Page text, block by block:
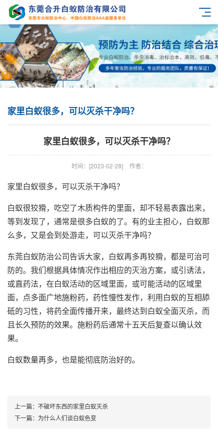
家里白蚁很多，可以灭杀干净吗？
家里白蚁很多，可以灭杀干净吗？
时间：[2023-02-28] 作者：
家里白蚁很多，可以灭杀干净吗？
白蚁很狡猾，吃空了木质构件的里面，却不轻易表露出来，
等到发现了，通常是很多白蚁的了。有的业主担心，白蚁那
么多，又是会到处游走，可以灭杀干净吗？
东莞白蚁防治公司告诉大家，白蚁再多再狡猾，都是可治可
防的。我们根据具体情况作出相应的灭治方案，或引诱法，
或直药法，在白蚁活动的区域里面，或可能活动的区域里
面，点多面广地施粉药，药性慢性发作，利用白蚁的互相舔
砥的习性，将药全面传播开来，最终达到白蚁全面灭杀，而
且长久预防的效果。施粉药后通常十五天后复查以确认效
果。
白蚁数量再多，也是能彻底防治好的。
上一篇： 不破坏东西的家里白蚁灭杀
下一篇： 为什么人们谈白蚁色变